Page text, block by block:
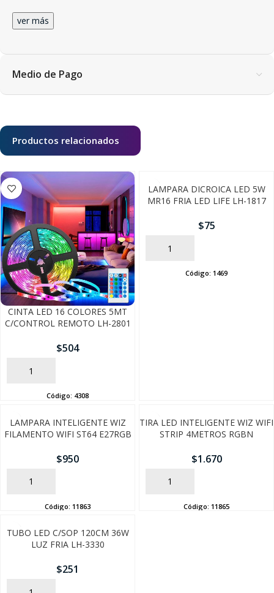
ver más
Medio de Pago
Productos relacionados
CINTA LED 16 COLORES 5MT
C/CONTROL REMOTO LH-2801
$504
AÑADIR
Código: 4308
LAMPARA DICROICA LED 5W
MR16 FRIA LED LIFE LH-1817
$75
AÑADIR
Código: 1469
LAMPARA INTELIGENTE WIZ
FILAMENTO WIFI ST64 E27RGB
$950
AÑADIR
Código: 11863
TIRA LED INTELIGENTE WIZ WIFI
STRIP 4METROS RGBN
$1.670
AÑADIR
Código: 11865
TUBO LED C/SOP 120CM 36W
LUZ FRIA LH-3330
$251
FINALIZÁ TU COMPRA